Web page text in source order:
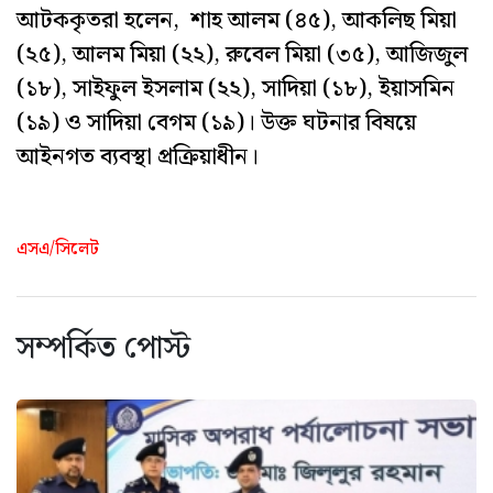
আটককৃতরা হলেন, শাহ আলম (৪৫), আকলিছ মিয়া
(২৫), আলম মিয়া (২২), রুবেল মিয়া (৩৫), আজিজুল
(১৮), সাইফুল ইসলাম (২২), সাদিয়া (১৮), ইয়াসমিন
(১৯) ও সাদিয়া বেগম (১৯)। উক্ত ঘটনার বিষয়ে
আইনগত ব্যবস্থা প্রক্রিয়াধীন।
এসএ/সিলেট
সম্পর্কিত পোস্ট